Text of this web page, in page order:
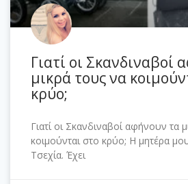
Γιατί οι Σκανδιναβοί
μικρά τους να
κρύο;
Γιατί οι Σκανδιναβοί αφήνουν τα
κοιμούνται στο κρύο; Η μητέρα
Τσεχία. Έχει